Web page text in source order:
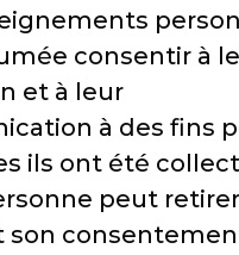
consentir à
et à leur
à des fins
ils ont été
peut
son